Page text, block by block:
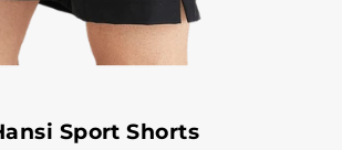
Sport Shorts